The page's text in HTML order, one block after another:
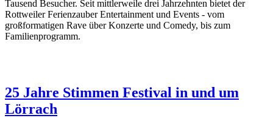
Tausend Besucher. Seit mittlerweile drei Jahrzehnten bietet der
Rottweiler Ferienzauber Entertainment und Events - vom
großformatigen Rave über Konzerte und Comedy, bis zum
Familienprogramm.
25 Jahre Stimmen Festival in und um
Lörrach